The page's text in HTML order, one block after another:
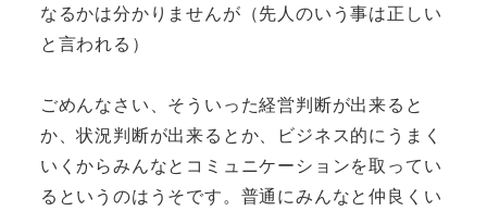
なるかは分かりませんが（先人のいう事は正しい
と言われる）
ごめんなさい、そういった経営判断が出来ると
か、状況判断が出来るとか、ビジネス的にうまく
いくからみんなとコミュニケーションを取ってい
るというのはうそです。普通にみんなと仲良くい